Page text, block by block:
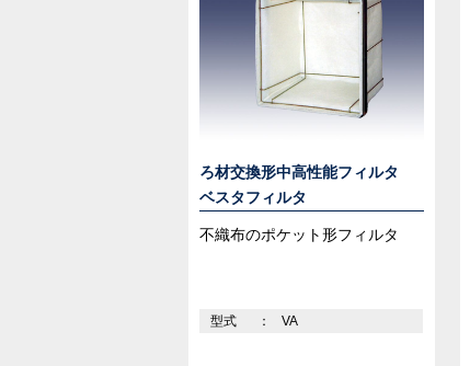
ろ材交換形中高性能フィルタ
ベスタフィルタ
不織布のポケット形フィルタ
型式 VA